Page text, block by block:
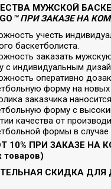
МУЖСКОЙ
™ ПРИ ЗАКАЗЕ НА
учесть
баскетболиста.
заказать
с индивидуальным
оперативно
форму на новых
заказчика
форму с
качества от
формы в случае
10% ПРИ ЗАКАЗЕ НА
товаров)
СКИДКА ДЛЯ